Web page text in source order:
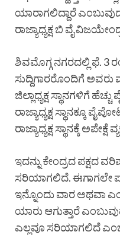
ಯಾರಾಗಲಿದ್ದಾರೆ
ರಾಜ್ಯಾಧ್ಯಕ್ಷ ಬಿ ವೈ
ಶಿವಮೊಗ್ಗ ನಗರದಲ್ಲಿ ಫೆ. 3
ಸುದ್ದಿಗಾರರೊಂದಿಗೆ
ಜಿಲ್ಲಾಧ್ಯಕ್ಷ ಸ್ಥಾನಗಳಿಗೆ
ರಾಜ್ಯಾಧ್ಯಕ್ಷ ಸ್ಥಾನಕ್ಕೂ
ರಾಜ್ಯಾಧ್ಯಕ್ಷ ಸ್ಥಾನಕ್ಕೆ ಅಪೇಕ್ಷೆ
ಇದನ್ನು ಕೇಂದ್ರದ ಪಕ್ಷದ
ಸರಿಯಾಗಲಿದೆ. ಈಗಾಗಲೇ
ಇನ್ನೊಂದು ವಾರ ಅಥವಾ
ಯಾರು ಆಗುತ್ತಾರೆ
ಎಲ್ಲವೂ ಸರಿಯಾಗಲಿದೆ